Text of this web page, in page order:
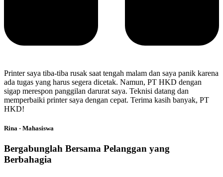
Printer saya tiba-tiba rusak saat tengah malam dan saya panik karena
ada tugas yang harus segera dicetak. Namun, PT HKD dengan
sigap merespon panggilan darurat saya. Teknisi datang dan
memperbaiki printer saya dengan cepat. Terima kasih banyak, PT
HKD!
Rina - Mahasiswa
Bergabunglah Bersama Pelanggan yang
Berbahagia